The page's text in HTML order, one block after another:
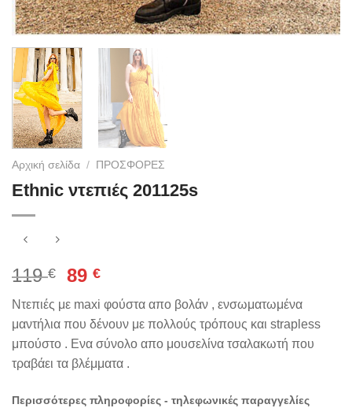
Αρχική σελίδα / ΠΡΟΣΦΟΡΕΣ
Ethnic ντεπιές 201125s
119€
Original
was:
119 €.
89€Η
τρέχουσα
τιμή
είναι:
89 €.
Ντεπιές με maxi φούστα απο βολάν , ενσωματωμένα
μαντήλια που δένουν με πολλούς τρόπους και strapless
μπούστο . Ενα σύνολο απο μουσελίνα τσαλακωτή που
τραβάει τα βλέμματα .
Περισσότερες πληροφορίες - τηλεφωνικές παραγγελίες